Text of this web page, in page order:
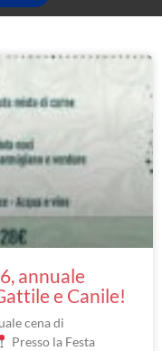
annuale
e Canile!
cena di
Presso la Festa